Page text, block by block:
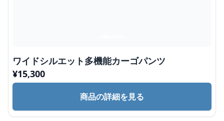
ワイドシルエット多機能カーゴパンツ
¥15,300
商品の詳細を見る